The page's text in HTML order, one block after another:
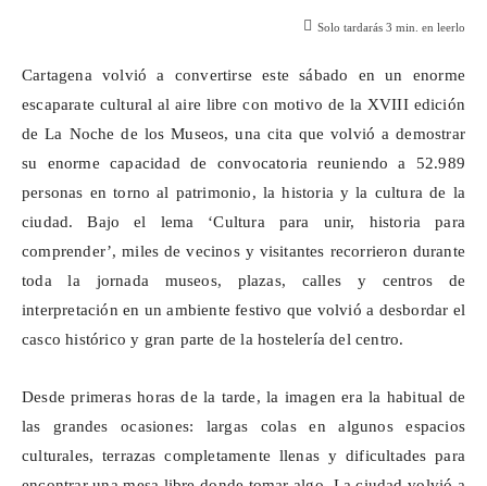
Solo tardarás 3 min. en leerlo
Cartagena volvió a convertirse este sábado en un enorme
escaparate cultural al aire libre con motivo de la XVIII edición
de La Noche de los Museos, una cita que volvió a demostrar
su enorme capacidad de convocatoria reuniendo a 52.989
personas en torno al patrimonio, la historia y la cultura de la
ciudad. Bajo el lema ‘Cultura para unir, historia para
comprender’, miles de vecinos y visitantes recorrieron durante
toda la jornada museos, plazas, calles y centros de
interpretación en un ambiente festivo que volvió a desbordar el
casco histórico y gran parte de la hostelería del centro.
Desde primeras horas de la tarde, la imagen era la habitual de
las grandes ocasiones: largas colas en algunos espacios
culturales, terrazas completamente llenas y dificultades para